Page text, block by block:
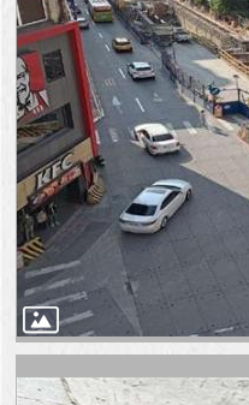
陳
情
系
統
公
民
參
與
專
區
臺
旅